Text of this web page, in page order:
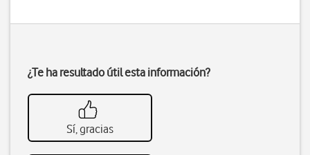
¿Te ha resultado útil esta información?
Sí, gracias